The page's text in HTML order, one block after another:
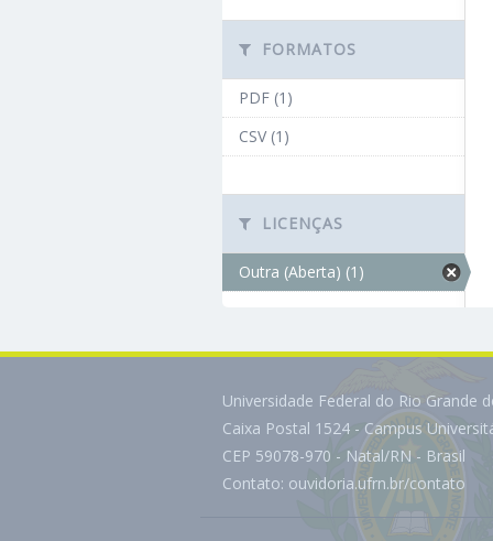
FORMATOS
PDF (1)
CSV (1)
LICENÇAS
Outra (Aberta) (1)
Universidade Federal do Rio Grande
Caixa Postal 1524 - Campus
CEP 59078-970 - Natal/RN - Brasil
Contato: ouvidoria.ufrn.br/contato